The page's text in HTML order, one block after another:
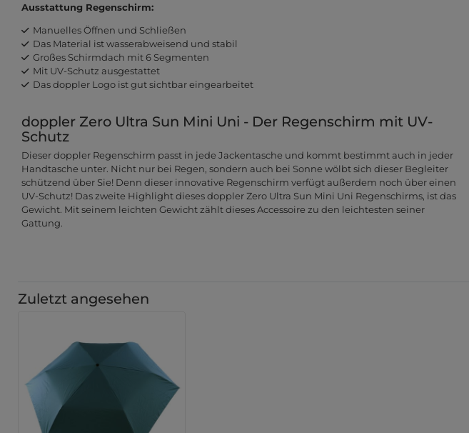
Ausstattung Regenschirm:
Manuelles Öffnen und Schließen
Das Material ist wasserabweisend und stabil
Großes Schirmdach mit 6 Segmenten
Mit UV-Schutz ausgestattet
Das doppler Logo ist gut sichtbar eingearbeitet
doppler Zero Ultra Sun Mini Uni - Der Regenschirm mit UV-
Schutz
Dieser doppler Regenschirm passt in jede Jackentasche und kommt bestimmt auch in jeder
Handtasche unter. Nicht nur bei Regen, sondern auch bei Sonne wölbt sich dieser Begleiter
schützend über Sie! Denn dieser innovative Regenschirm verfügt außerdem noch über einen
UV-Schutz! Das zweite Highlight dieses doppler Zero Ultra Sun Mini Uni Regenschirms, ist das
Gewicht. Mit seinem leichten Gewicht zählt dieses Accessoire zu den leichtesten seiner
Gattung.
Zuletzt angesehen